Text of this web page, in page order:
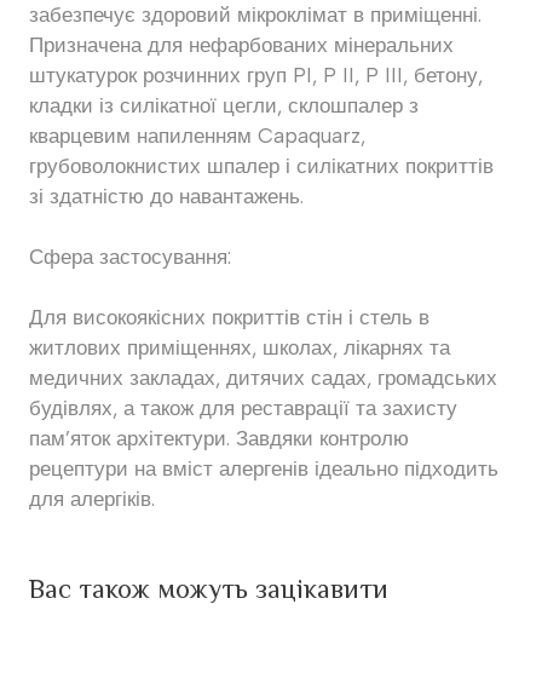
забезпечує здоровий мікроклімат в приміщенні.
Призначена для нефарбованих мінеральних
штукатурок розчинних груп PI, P II, P III, бетону,
кладки із силікатної цегли, склошпалер з
кварцевим напиленням Capaquarz,
грубоволокнистих шпалер і силікатних покриттів
зі здатністю до навантажень.
Сфера застосування:
Для високоякісних покриттів стін і стель в
житлових приміщеннях, школах, лікарнях та
медичних закладах, дитячих садах, громадських
будівлях, а також для реставрації та захисту
пам’яток архітектури. Завдяки контролю
рецептури на вміст алергенів ідеально підходить
для алергіків.
Вас також можуть зацікавити